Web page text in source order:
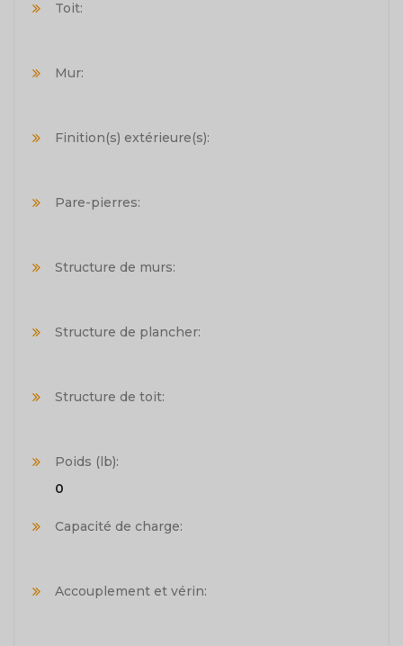
Toit:
Mur:
Finition(s) extérieure(s):
Pare-pierres:
Structure de murs:
Structure de plancher:
Structure de toit:
Poids (lb):
0
Capacité de charge:
Accouplement et vérin: